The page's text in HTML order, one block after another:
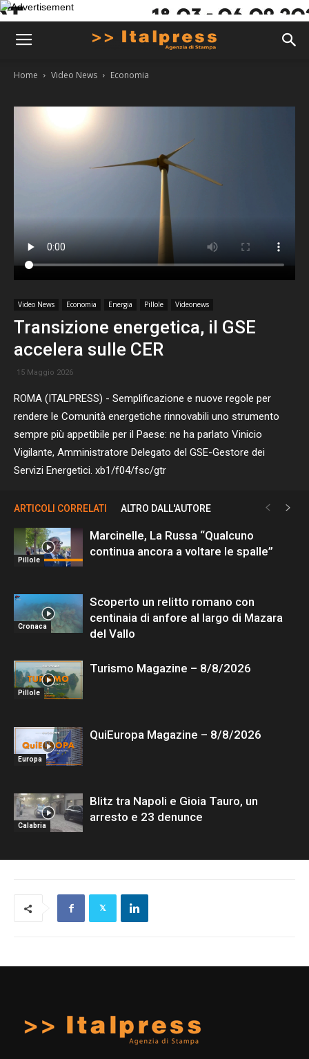
Home Video News Economia
Video News Economia Energia Pillole Videonews
Transizione energetica, il GSE
accelera sulle CER
15 Maggio 2026
ROMA (ITALPRESS) - Semplificazione e nuove regole per
rendere le Comunità energetiche rinnovabili uno strumento
sempre più appetibile per il Paese: ne ha parlato Vinicio
Vigilante, Amministratore Delegato del GSE-Gestore dei
Servizi Energetici. xb1/f04/fsc/gtr
ARTICOLI CORRELATI ALTRO DALL'AUTORE
Pillole
Marcinelle, La Russa “Qualcuno
continua ancora a voltare le spalle”
Cronaca
Scoperto un relitto romano con
centinaia di anfore al largo di Mazara
del Vallo
Pillole
Turismo Magazine – 8/8/2026
Europa
QuiEuropa Magazine – 8/8/2026
Calabria
Blitz tra Napoli e Gioia Tauro, un
arresto e 23 denunce